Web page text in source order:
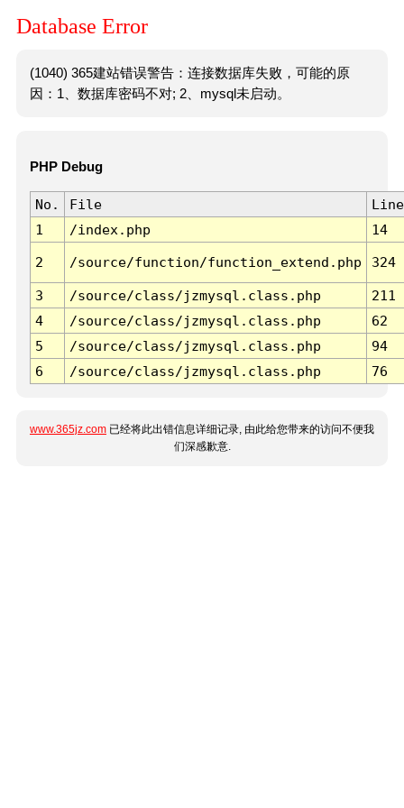
Database Error
(1040) 365建站错误警告：连接数据库失败，可能的原
因：1、数据库密码不对; 2、mysql未启动。
PHP Debug
No. File
Line
1
/index.php 14
2 /source/function/function_extend.php 324
3 /source/class/jzmysql.class.php
211
4
/source/class/jzmysql.class.php
62
5
/source/class/jzmysql.class.php
94
6
/source/class/jzmysql.class.php 76
www.365jz.com 已经将此出错信息详细记录, 由此给您带来的访问不便我
们深感歉意.